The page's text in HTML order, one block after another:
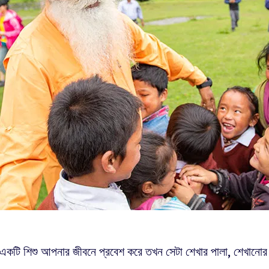
শিশু আপনার জীবনে প্রবেশ করে তখন সেটা শেখার পালা,